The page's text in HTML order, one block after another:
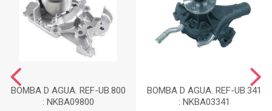
BOMBA D AGUA. REF-UB.800
: NKBA09800
BOMBA D AGUA. REF-UB.341
: NKBA03341